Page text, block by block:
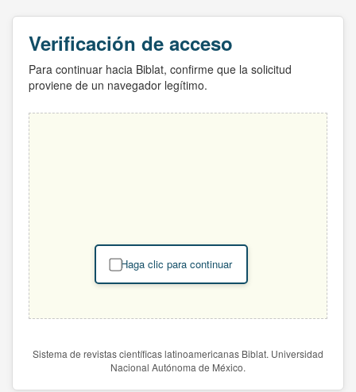
Verificación de acceso
Para continuar hacia Biblat, confirme que la solicitud
proviene de un navegador legítimo.
Haga clic para continuar
Sistema de revistas científicas latinoamericanas Biblat. Universidad
Nacional Autónoma de México.